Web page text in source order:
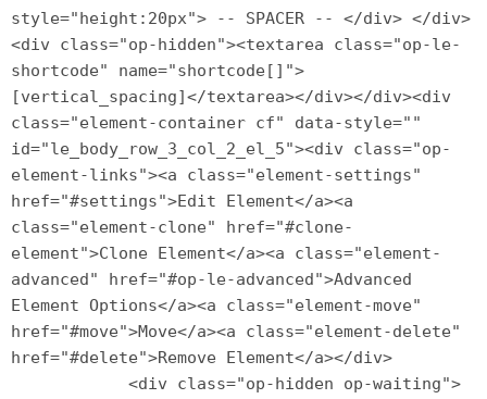
style="height:20px"> -- SPACER -- </div> </div>
<div class="op-hidden"><textarea class="op-le-
shortcode" name="shortcode[]">
[vertical_spacing]</textarea></div></div><div
class="element-container cf" data-style=""
id="le_body_row_3_col_2_el_5"><div class="op-
element-links"><a class="element-settings"
href="#settings">Edit Element</a><a
class="element-clone" href="#clone-
element">Clone Element</a><a class="element-
advanced" href="#op-le-advanced">Advanced
Element Options</a><a class="element-move"
href="#move">Move</a><a class="element-delete"
href="#delete">Remove Element</a></div>